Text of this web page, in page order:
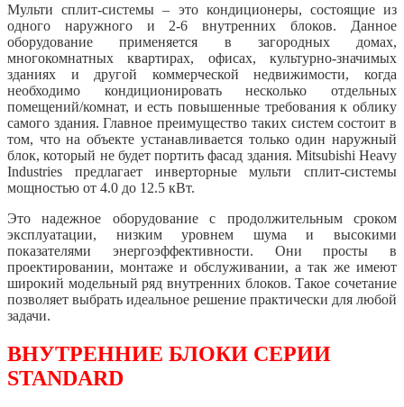
Мульти сплит-системы – это кондиционеры, состоящие из
одного наружного и 2-6 внутренних блоков. Данное
оборудование применяется в загородных домах,
многокомнатных квартирах, офисах, культурно-значимых
зданиях и другой коммерческой недвижимости, когда
необходимо кондиционировать несколько отдельных
помещений/комнат, и есть повышенные требования к облику
самого здания. Главное преимущество таких систем состоит в
том, что на объекте устанавливается только один наружный
блок, который не будет портить фасад здания. Mitsubishi Heavy
Industries предлагает инверторные мульти сплит-системы
мощностью от 4.0 до 12.5 кВт.
Это надежное оборудование с продолжительным сроком
эксплуатации, низким уровнем шума и высокими
показателями энергоэффективности. Они просты в
проектировании, монтаже и обслуживании, а так же имеют
широкий модельный ряд внутренних блоков. Такое сочетание
позволяет выбрать идеальное решение практически для любой
задачи.
ВНУТРЕННИЕ БЛОКИ СЕРИИ
STANDARD